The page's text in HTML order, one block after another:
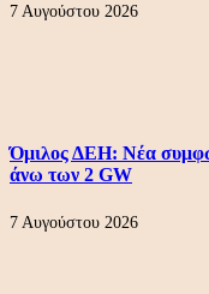
7 Αυγούστου 2026
Όμιλος ΔΕΗ: Νέα
άνω των 2 GW
7 Αυγούστου 2026